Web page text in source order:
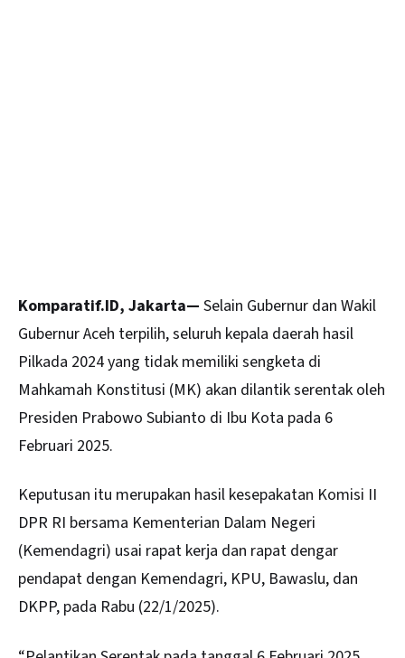
Komparatif.ID, Jakarta— Selain Gubernur dan Wakil
GubernurAceh terpilih, seluruh kepala daerah hasil
Pilkada 2024 yang tidak memiliki sengketa di
Mahkamah Konstitusi (MK) akan dilantik serentak oleh
Presiden Prabowo Subianto di Ibu Kota pada 6
Februari 2025.
Keputusan itu merupakan hasil kesepakatan Komisi II
DPR RI bersama Kementerian Dalam Negeri
(Kemendagri) usai rapat kerja dan rapat dengar
pendapat dengan Kemendagri, KPU, Bawaslu, dan
DKPP, pada Rabu (22/1/2025).